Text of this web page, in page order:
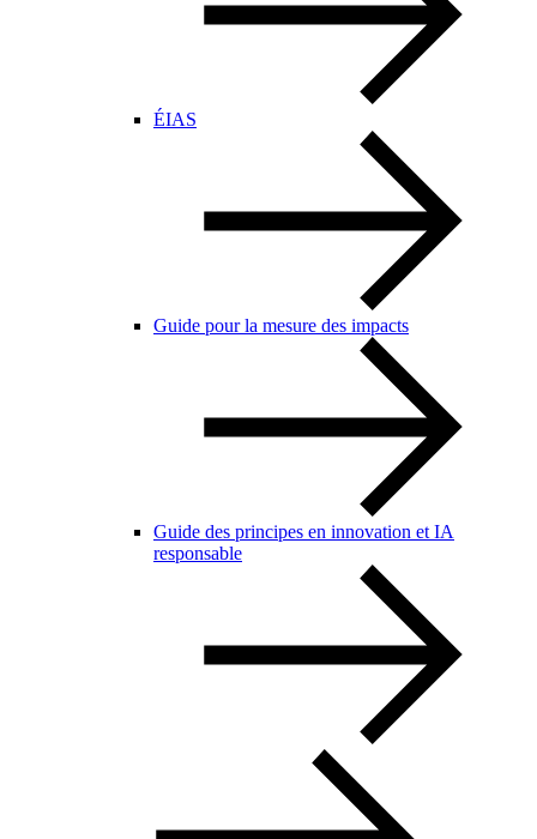
ÉIAS
Guide pour la mesure des impacts
Guide des principes en innovation et IA
responsable